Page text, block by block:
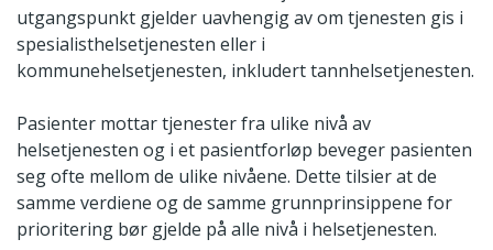
utgangspunkt gjelder uavhengig av om tjenesten gis i
spesialisthelsetjenesten eller i
kommunehelsetjenesten, inkludert tannhelsetjenesten.
Pasienter mottar tjenester fra ulike nivå av
helsetjenesten og i et pasientforløp beveger pasienten
seg ofte mellom de ulike nivåene. Dette tilsier at de
samme verdiene og de samme grunnprinsippene for
prioritering bør gjelde på alle nivå i helsetjenesten.